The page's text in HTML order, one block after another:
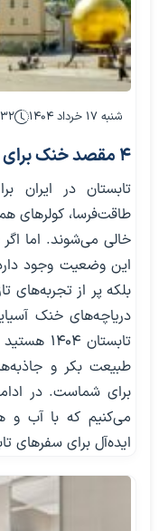
شنبه ۱۷ خرداد ۱۴۰۴
4 مقصد خنک برای سفرهای تابستان 1404
تابستان در ایران
طاقت‌فرسا، کولرهای
خالی می‌شوند. اما
این وضعیت وجود
بلکه پر از تجربه‌های
دریاچه‌های خنک
تابستان
طبیعت بکر و
برای شماست. در
می‌کنیم که با آب و
ایده‌آل برای سفرهای